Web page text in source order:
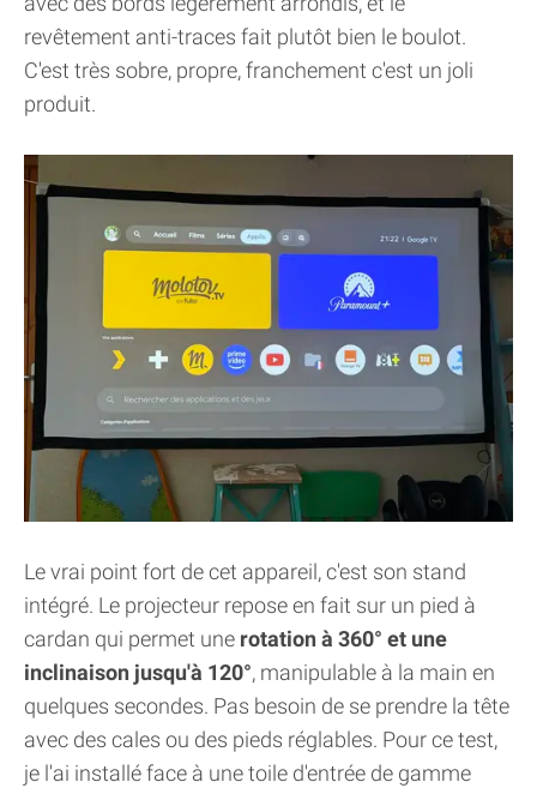
revêtement anti-traces fait plutôt bien le boulot.
C'est très sobre, propre, franchement c'est un joli
produit.
Le vrai point fort de cet appareil, c'est son stand
intégré. Le projecteur repose en fait sur un pied à
cardan qui permet une rotation à 360° et une
inclinaison jusqu'à 120°, manipulable à la main en
quelques secondes. Pas besoin de se prendre la tête
avec des cales ou des pieds réglables. Pour ce test,
je l'ai installé face à une toile d'entrée de gamme